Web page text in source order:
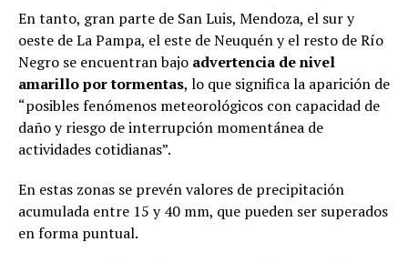
En tanto, gran parte de San Luis, Mendoza, el sur y
oeste de La Pampa, el este de Neuquén y el resto de Río
Negro se encuentran bajo advertencia de nivel
amarillo por tormentas, lo que significa la aparición de
“posibles fenómenos meteorológicos con capacidad de
daño y riesgo de interrupción momentánea de
actividades cotidianas”.
En estas zonas se prevén valores de precipitación
acumulada entre 15 y 40 mm, que pueden ser superados
en forma puntual.